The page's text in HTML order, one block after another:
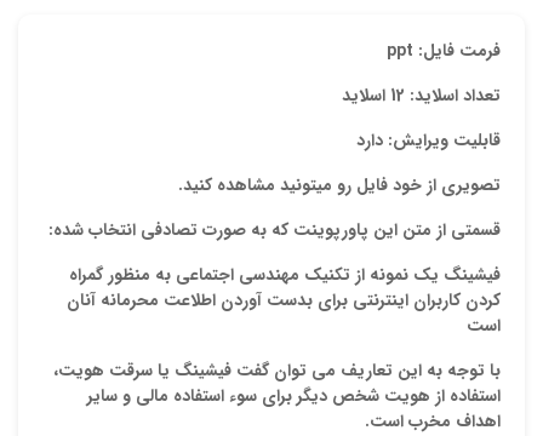
فرمت فایل: ppt
تعداد اسلاید: 12 اسلاید
قابلیت ویرایش: دارد
تصویری از خود فایل رو میتونید مشاهده کنید.
قسمتی از متن این پاورپوینت که به صورت تصادفی انتخاب شده:
فیشینگ یک نمونه از تکنیک مهندسی اجتماعی به منظور گمراه
کردن کاربران اینترنتی براي بدست آوردن اطلاعت محرمانه آنان
است
با توجه به این تعاریف می توان گفت فیشینگ یا سرقت هویت،
استفاده از هویت شخص دیگر برای سوء استفاده مالی و سایر
اهداف مخرب است.